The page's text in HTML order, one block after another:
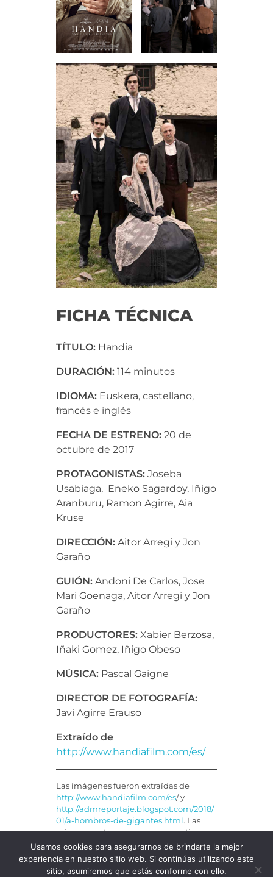
FICHA TÉCNICA
TÍTULO:Handia
DURACIÓN:114 minutos
IDIOMA:Euskera, castellano,
francés e inglés
FECHA DE ESTRENO:20 de
octubre de 2017
PROTAGONISTAS: Joseba
Usabiaga, Eneko Sagardoy, Iñigo
Aranburu, Ramon Agirre, Aia
Kruse
DIRECCIÓN: Aitor Arregi y Jon
Garaño
GUIÓN:Andoni De Carlos, Jose
Mari Goenaga, Aitor Arregi y Jon
Garaño
PRODUCTORES:Xabier Berzosa,
Iñaki Gomez, Iñigo Obeso
MÚSICA:Pascal Gaigne
DIRECTOR DE FOTOGRAFÍA:
Javi Agirre Erauso
Extraído de
http://www.handiafilm.com/es/
Las imágenes fueron extraídas de
http://www.handiafilm.com/es/ y
http://admreportaje.blogspot.com/2018/
01/a-hombros-de-gigantes.html. Las
mismas pertenecen a sus respectivos
dueños.
Usamos cookies para asegurarnos de brindarte la mejor
experiencia en nuestro sitio web. Si continúas utilizando este
sitio, asumiremos que estás conforme con ello.